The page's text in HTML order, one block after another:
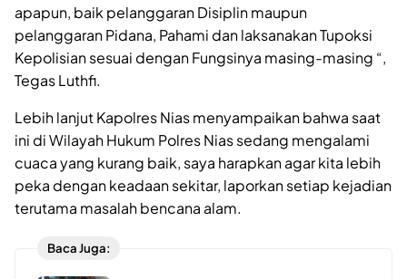
apapun, baik pelanggaran Disiplin maupun
pelanggaran Pidana, Pahami dan laksanakan Tupoksi
Kepolisian sesuai dengan Fungsinya masing-masing “,
Tegas Luthfi.
Lebih lanjut Kapolres Nias menyampaikan bahwa saat
ini di Wilayah Hukum Polres Nias sedang mengalami
cuaca yang kurang baik, saya harapkan agar kita lebih
peka dengan keadaan sekitar, laporkan setiap kejadian
terutama masalah bencana alam.
Baca Juga: